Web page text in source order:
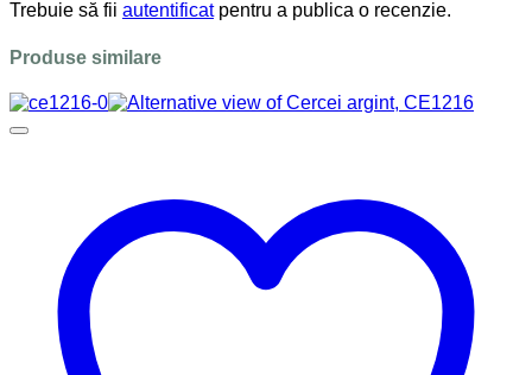
Trebuie să fii autentificatpentru a publica o recenzie.
Produse similare